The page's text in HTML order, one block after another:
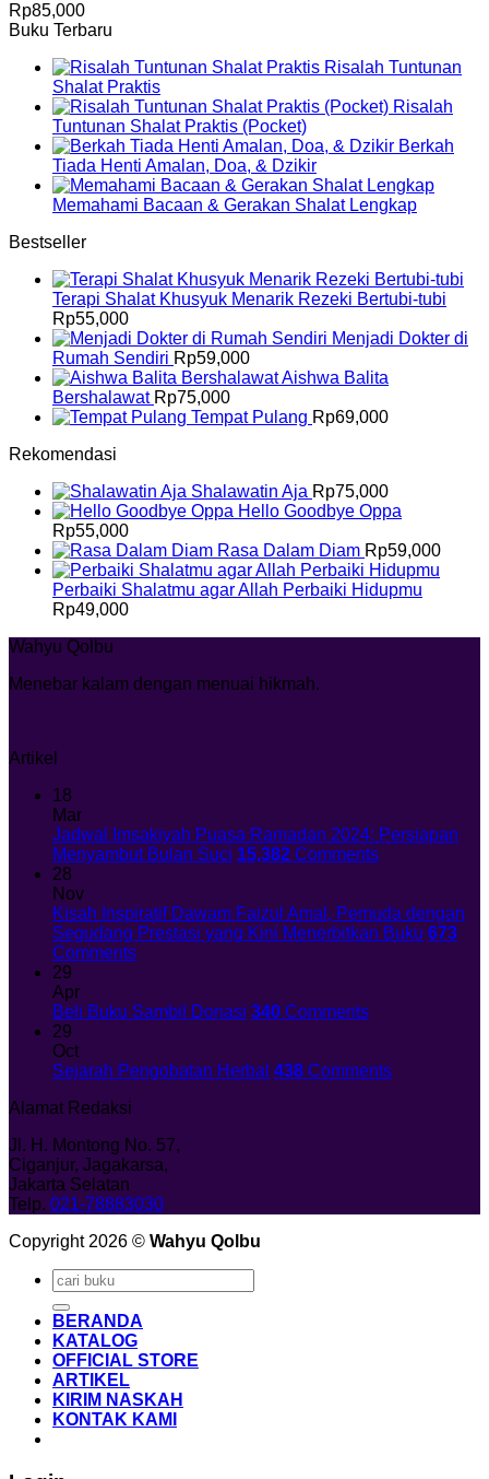
Rp85,000
Buku Terbaru
Risalah Tuntunan
Shalat Praktis
Risalah
Tuntunan Shalat Praktis (Pocket)
Berkah
Tiada Henti Amalan, Doa, & Dzikir
Memahami Bacaan & Gerakan Shalat Lengkap
Bestseller
Terapi Shalat Khusyuk Menarik Rezeki Bertubi-tubi
Rp55,000
Menjadi Dokter di
Rumah Sendiri Rp59,000
Aishwa Balita
Bershalawat Rp75,000
Tempat Pulang Rp69,000
Rekomendasi
Shalawatin Aja Rp75,000
Hello Goodbye Oppa
Rp55,000
Rasa Dalam Diam Rp59,000
Perbaiki Shalatmu agar Allah Perbaiki Hidupmu
Rp49,000
Wahyu Qolbu
Menebar kalam dengan menuai hikmah.
Artikel
18
Mar
Jadwal Imsakiyah Puasa Ramadan 2024: Persiapan
Menyambut Bulan Suci 15,382 Comments
28
Nov
Kisah Inspiratif Dawam Faizul Amal, Pemuda dengan
Segudang Prestasi yang Kini Menerbitkan Buku 673
Comments
29
Apr
Beli Buku Sambil Donasi 340 Comments
29
Oct
Sejarah Pengobatan Herbal 438 Comments
Alamat Redaksi
Jl. H. Montong No. 57,
Ciganjur, Jagakarsa,
Jakarta Selatan
Telp. 021-78883030
Copyright 2026 © Wahyu Qolbu
Search
for:
BERANDA
KATALOG
OFFICIAL STORE
ARTIKEL
KIRIM NASKAH
KONTAK KAMI